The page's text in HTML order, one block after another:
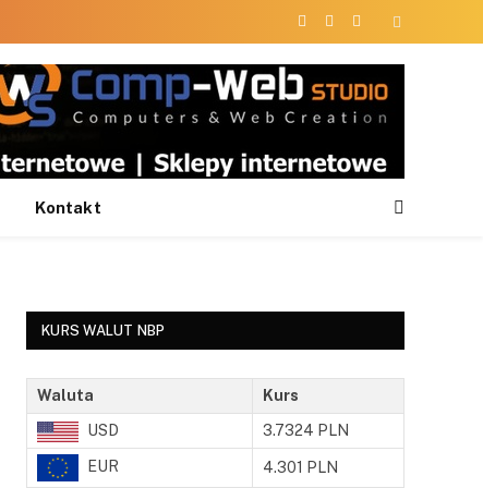
Facebook
X
Instagram
Kontakt
KURS WALUT NBP
Waluta
Kurs
USD
3.7324 PLN
EUR 4.301 PLN